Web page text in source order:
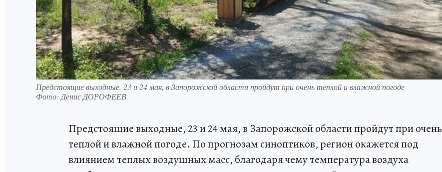
Предстоящие выходные, 23 и 24 мая, в Запорожской области пройдут при очень теплой и влажной погоде
Фото: Денис ДОРОФЕЕВ.
Предстоящие выходные, 23 и 24 мая, в Запорожской области пройдут при очень
теплой и влажной погоде. По прогнозам синоптиков, регион окажется под
влиянием теплых воздушных масс, благодаря чему температура воздуха